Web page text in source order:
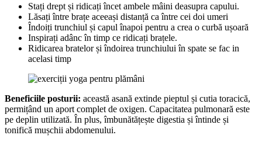
Stați drept și ridicați încet ambele mâini deasupra capului.
Lăsați între brațe aceeași distanță ca între cei doi umeri
Îndoiți trunchiul și capul înapoi pentru a crea o curbă ușoară
Inspirați adânc în timp ce ridicați brațele.
Ridicarea bratelor și îndoirea trunchiului în spate se fac in
acelasi timp
Beneficiile posturii: această asană extinde pieptul și cutia toracică,
permițând un aport complet de oxigen. Capacitatea pulmonară este
pe deplin utilizată. În plus, îmbunătățește digestia și întinde și
tonifică mușchii abdomenului.